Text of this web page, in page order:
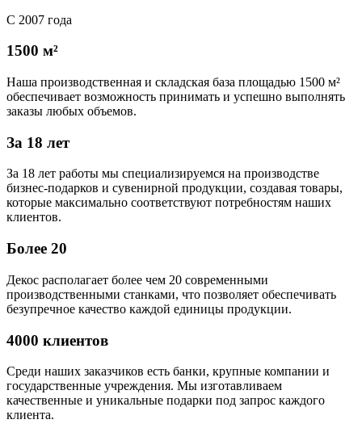
С 2007 года
1500 м²
Наша производственная и складская база площадью 1500 м²
обеспечивает возможность принимать и успешно выполнять
заказы любых объемов.
За 18 лет
За 18 лет работы мы специализируемся на производстве
бизнес-подарков и сувенирной продукции, создавая товары,
которые максимально соответствуют потребностям наших
клиентов.
Более 20
Декос располагает более чем 20 современными
производственными станками, что позволяет обеспечивать
безупречное качество каждой единицы продукции.
4000 клиентов
Среди наших заказчиков есть банки, крупные компании и
государственные учреждения. Мы изготавливаем
качественные и уникальные подарки под запрос каждого
клиента.